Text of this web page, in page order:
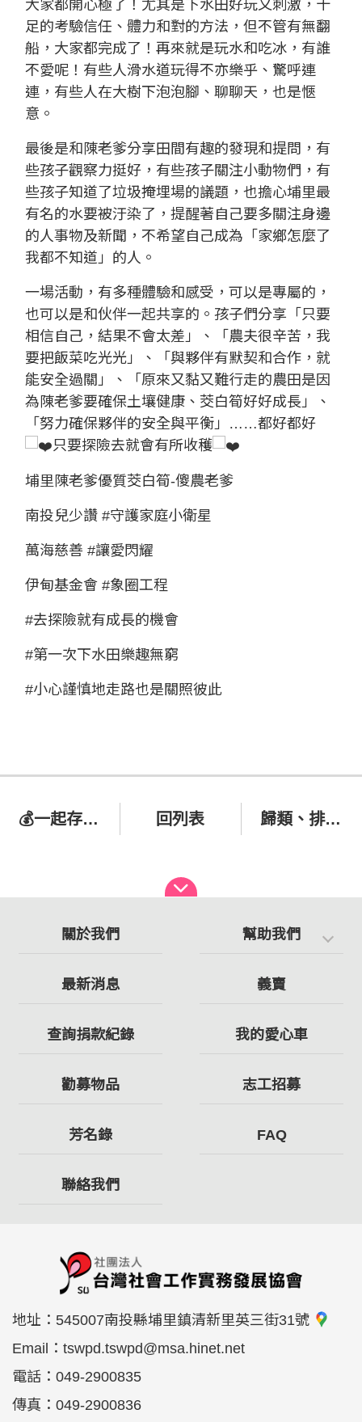
大家都開心極了！尤其是下水田好玩又刺激，十
足的考驗信任、體力和對的方法，但不管有無翻
船，大家都完成了！再來就是玩水和吃冰，有誰
不愛呢！有些人滑水道玩得不亦樂乎、驚呼連
連，有些人在大樹下泡泡腳、聊聊天，也是愜
意。
最後是和陳老爹分享田間有趣的發現和提問，有
些孩子觀察力挺好，有些孩子關注小動物們，有
些孩子知道了垃圾掩埋場的議題，也擔心埔里最
有名的水要被汙染了，提醒著自己要多關注身邊
的人事物及新聞，不希望自己成為「家鄉怎麼了
我都不知道」的人。
一場活動，有多種體驗和感受，可以是專屬的，
也可以是和伙伴一起共享的。孩子們分享「只要
相信自己，結果不會太差」、「農夫很辛苦，我
要把飯菜吃光光」、「與夥伴有默契和合作，就
能安全過關」、「原來又黏又難行走的農田是因
為陳老爹要確保土壤健康、茭白筍好好成長」、
「努力確保夥伴的安全與平衡」……都好都好
只要探險去就會有所收穫
埔里陳老爹優質茭白筍-傻農老爹
南投兒少讚 #守護家庭小衛星
萬海慈善 #讓愛閃耀
伊甸基金會 #象圈工程
#去探險就有成長的機會
#第一次下水田樂趣無窮
#小心謹慎地走路也是關照彼此
💰一起存錢，成就夢想✨ 回列表 歸類、排序再分配
關於我們 幫助我們
最新消息 義賣
查詢捐款紀錄 我的愛心車
勸募物品 志工招募
芳名錄 FAQ
聯絡我們
地址： 545007南投縣埔里鎮清新里英三街31號
Email： tswpd.tswpd@msa.hinet.net
電話： 049-2900835
傳真： 049-2900836